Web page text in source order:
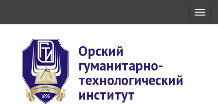
Орский
гуманитарно-
технологический
институт